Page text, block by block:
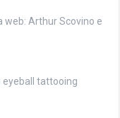
web: Arthur Scovino e
eyeball tattooing